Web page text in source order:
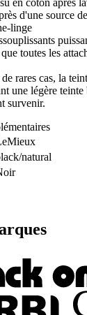
d'une source
linge
toutes les
rares cas, la
une légère teinte
survenir.
natural